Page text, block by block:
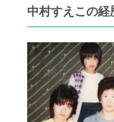
中村すえこの